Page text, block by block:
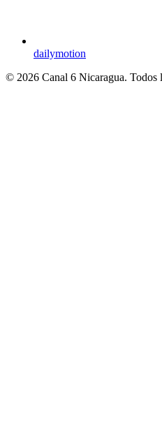
dailymotion
© 2026 Canal 6 Nicaragua. Todos